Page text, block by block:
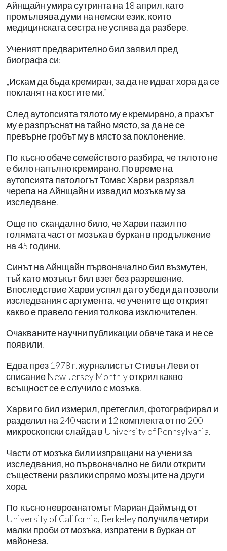
Айнщайн умира сутринта на 18 април, като
промълвява думи на немски език, които
медицинската сестра не успява да разбере.
Ученият предварително бил заявил пред
биографа си:
„Искам да бъда кремиран, за да не идват хора да се
покланят на костите ми.“
След аутопсията тялото му е кремирано, а прахът
му е разпръснат на тайно място, за да не се
превърне гробът му в място за поклонение.
По-късно обаче семейството разбира, че тялото не
е било напълно кремирано. По време на
аутопсията патологът Томас Харви разрязал
черепа на Айнщайн и извадил мозъка му за
изследване.
Още по-скандално било, че Харви пазил по-
голямата част от мозъка в буркан в продължение
на 45 години.
Синът на Айнщайн първоначално бил възмутен,
тъй като мозъкът бил взет без разрешение.
Впоследствие Харви успял да го убеди да позволи
изследвания с аргумента, че учените ще открият
какво е правело гения толкова изключителен.
Очакваните научни публикации обаче така и не се
появили.
Едва през 1978 г. журналистът Стивън Леви от
списание New Jersey Monthly открил какво
всъщност се е случило с мозъка.
Харви го бил измерил, претеглил, фотографирал и
разделил на 240 части и 12 комплекта от по 200
микроскопски слайда в University of Pennsylvania.
Части от мозъка били изпращани на учени за
изследвания, но първоначално не били открити
съществени разлики спрямо мозъците на други
хора.
По-късно невроанатомът Мариан Даймънд от
University of California, Berkeley получила четири
малки проби от мозъка, изпратени в буркан от
майонеза.